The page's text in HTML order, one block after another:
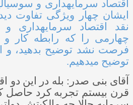
اقتصاد سرمایه­داری و
ایشان چهار ویژگی تفاوت
نقد اقتصاد سرمایه­داری
چهارمی را که رابطه کار
فرصت نشد توضیح بدهید، و از
توضیح می­دهیم.
آقای بنی صدر: بله در این دو
قرن بیستم تجربه کرد حاصل